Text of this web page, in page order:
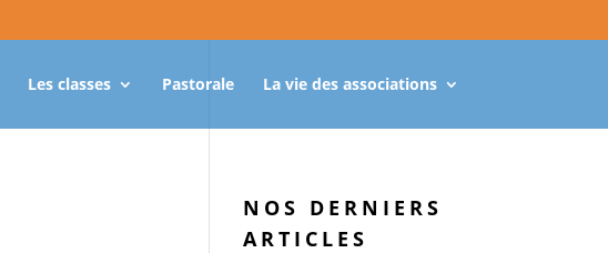
Les classes Pastorale La vie des associations
NOS DERNIERS
ARTICLES